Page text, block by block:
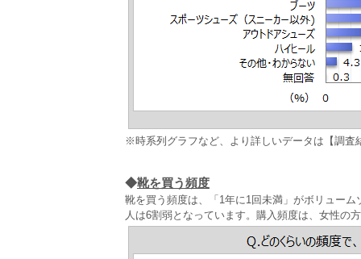
※時系列グラフなど、より詳しいデータは【調査
◆靴を買う頻度
靴を買う頻度は、「1年に1回未満」がボリュー
人は6割弱となっています。購入頻度は、女性の